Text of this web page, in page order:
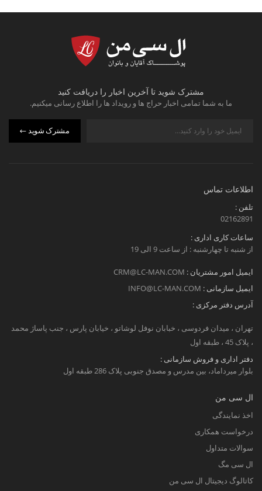
مشترک شوید تا آخرین اخبار را دریافت کنید
ما به شما تمامی اخبار حراج ها و رویداد ها را اطلاع رسانی میکنیم.
مشترک شوید
اطلاعات تماس
تلفن :
02162891
ساعات کاری اداری :
از شنبه تا چهارشنبه : از ساعت 9 الی 19
ایمیل امور مشتریان : CRM@LC-MAN.COM
ایمیل سازمانی : INFO@LC-MAN.COM
آدرس دفتر مرکزی :
تهران ، میدان فردوسی ، خبابان نوفل لوشاتو ، خیابان پارس ، جنب پاساژ محمد
، پلاک 45 ، طبقه اول
دفتر اداری و فروش سازمانی :
بلوار میرداماد، بین مدرس و مصدق جنوبی پلاک 286 طبقه اول
ال سی من
اخذ نمایندگی
درخواست همکاری
سوالات متداول
ال سی مگ
کاتالوگ دیجیتال ال سی من